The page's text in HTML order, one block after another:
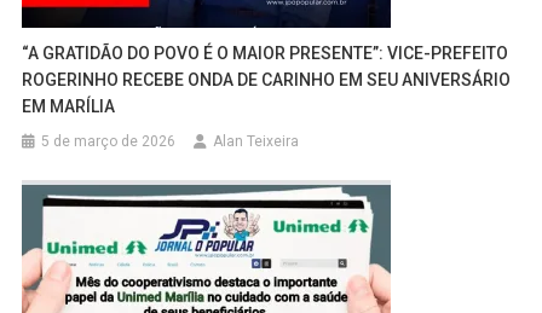
“A GRATIDÃO DO POVO É O MAIOR PRESENTE”: VICE-PREFEITO
ROGERINHO RECEBE ONDA DE CARINHO EM SEU ANIVERSÁRIO
EM MARÍLIA
5 de março de 2026 Alan Teixeira